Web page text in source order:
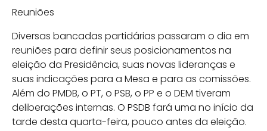
Reuniões
Diversas bancadas partidárias passaram o dia em
reuniões para definir seus posicionamentos na
eleição da Presidência, suas novas lideranças e
suas indicações para a Mesa e para as comissões.
Além do PMDB, o PT, o PSB, o PP e o DEM tiveram
deliberações internas. O PSDB fará uma no início da
tarde desta quarta-feira, pouco antes da eleição.